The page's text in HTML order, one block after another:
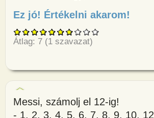
Ez jó! Értékelni akarom!
Átlag: 7 (1 szavazat)
Messi, számolj el 12-ig!
- 1, 2, 3, 4, 5, 6, 7, 8, 9, 10, 12